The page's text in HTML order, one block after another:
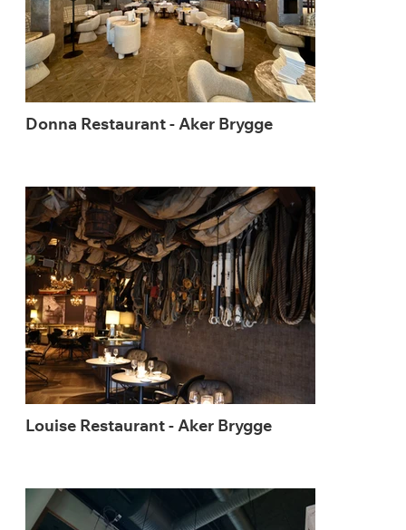
Donna Restaurant - Aker Brygge
Louise Restaurant - Aker Brygge